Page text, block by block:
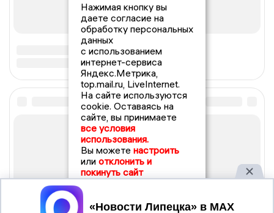
Нажимая кнопку вы
даете согласие на
обработку персональных
данных
с использованием
интернет-сервиса
Яндекс.Метрика,
top.mail.ru, LiveInternet.
На сайте используются
cookie. Оставаясь на
сайте, вы принимаете
все условия
использования.
Вы можете настроить
или отклонить и
покинуть сайт
Принять